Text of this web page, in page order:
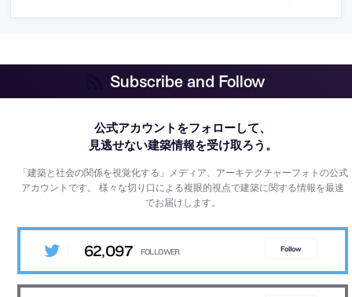
Subscribe and Follow
公式アカウントをフォローして、
見逃せない建築情報を受け取ろう。
「建築と社会の関係を視覚化する」メディア、アーキテクチャーフォトの公式
アカウントです。様々な切り口による複眼的視点で建築に関する情報を最速
でお届けします。
62,097 Follow